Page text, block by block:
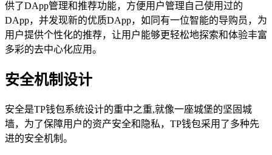
供了DApp管理和推荐功能，方便用户管理自己使用过的
DApp，并发现新的优质DApp，如同有一位智能的导购员，为
用户提供个性化的推荐，让用户能够更轻松地探索和体验丰富
多彩的去中心化应用。
安全机制设计
安全是TP钱包系统设计的重中之重,就像一座城堡的坚固城
墙，为了保障用户的资产安全和隐私，TP钱包采用了多种先
进的安全机制。